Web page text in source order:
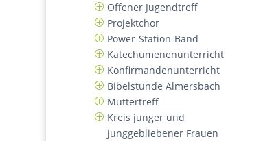
Offener Jugendtreff
Projektchor
Power-Station-Band
Katechumenenunterricht
Konfirmandenunterricht
Bibelstunde Almersbach
Müttertreff
Kreis junger und
junggebliebener Frauen